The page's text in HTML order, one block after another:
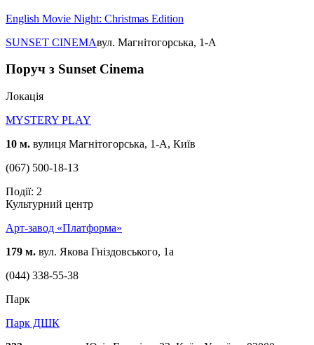
English Movie Night: Christmas Edition
SUNSET CINEMAвул. Магнітогорська, 1-A
Поруч з Sunset Cinema
Локацiя
MYSTERY PLAY
10 м. вулиця Магнітогорська, 1-А, Київ
(067) 500-18-13
Події: 2
Культурний центр
Арт-завод «Платформа»
179 м. вул. Якова Гніздовського, 1а
(044) 338-55-38
Парк
Парк ДШК